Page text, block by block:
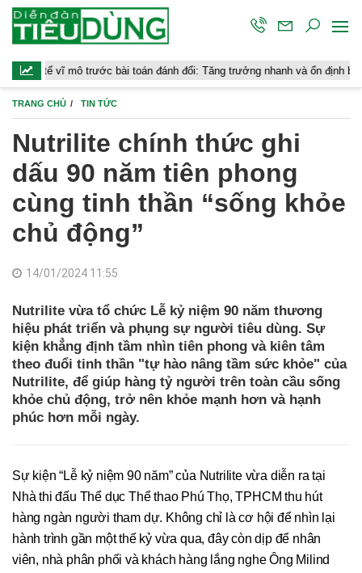
bài toán đánh đổi: Tăng trưởng nhanh và ổn định bền vững
TRANG CHỦ TIN TỨC
Nutrilite chính thức ghi
dấu 90 năm tiên phong
cùng tinh thần “sống khỏe
chủ động”
14/01/2024 11:55
Nutrilite vừa tổ chức Lễ kỷ niệm 90 năm thương
hiệu phát triển và phụng sự người tiêu dùng. Sự
kiện khẳng định tầm nhìn tiên phong và kiên tâm
theo đuổi tinh thần "tự hào nâng tầm sức khỏe" của
Nutrilite, để giúp hàng tỷ người trên toàn cầu sống
khỏe chủ động, trở nên khỏe mạnh hơn và hạnh
phúc hơn mỗi ngày.
Sự kiện “Lễ kỷ niệm 90 năm” của Nutrilite vừa diễn ra tại
Nhà thi đấu Thể dục Thể thao Phú Thọ, TPHCM thu hút
hàng ngàn người tham dự. Không chỉ là cơ hội để nhìn lại
hành trình gần một thế kỷ vừa qua, đây còn dịp để nhân
viên, nhà phân phối và khách hàng lắng nghe Ông Milind